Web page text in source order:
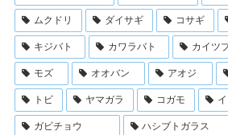
ムクドリ ダイサギ コサギ
キジバト カワラバト カイツ
モズ オオバン アオジ
トビ ヤマガラ コガモ
ガビチョウ ハシブトガラス